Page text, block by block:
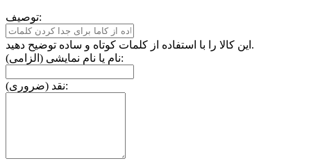
توصیف:
این کالا را با استفاده از کلمات کوتاه و ساده توضیح دهید.
نام یا نام نمایشی (الزامی):
نقد (ضروری):